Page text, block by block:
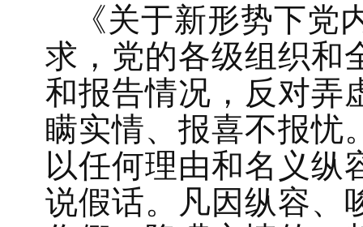
《关于新形势下
求，党的各级组织和
和报告情况，反对弄
瞒实情、报喜不报忧
以任何理由和名义纵
说假话。凡因纵容、